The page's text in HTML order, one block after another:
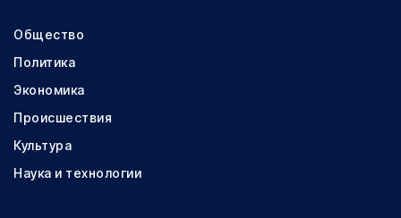
Общество
Политика
Экономика
Происшествия
Культура
Наука и технологии